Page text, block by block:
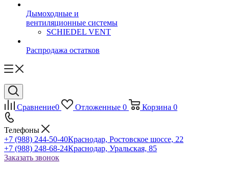
Дымоходные и
вентиляционные системы
SCHIEDEL VENT
Распродажа остатков
Сравнение0 Отложенные 0 Корзина 0
Телефоны
+7 (988) 244-50-40Краснодар, Ростовское шоссе, 22
+7 (988) 248-68-24Краснодар, Уральская, 85
Заказать звонок